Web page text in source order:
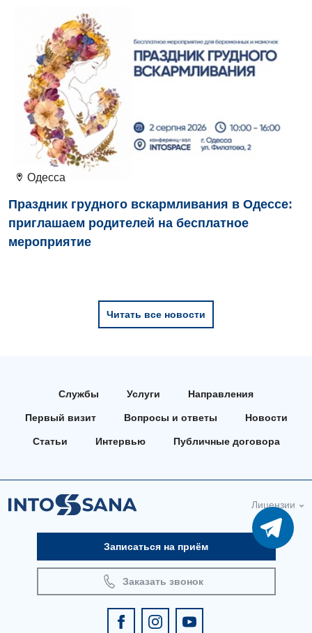
Маммология
Медицинская психология
Неврология
Нейрохирургия
Онкологическое отделение
Ортопедия и травматология
Отделение интенсивной терапии
Офтальмологическое отделение
Пульмонология
Ревматология
Терапевтическое отделение
Терапия
Травматологическое отделение
Урологическое отделение
Одесса
Праздник грудного вскармливания в Одессе:
приглашаем родителей на бесплатное
мероприятие
Читать все новости
Службы Услуги Направления
Первый визит Вопросы и ответы Новости
Статьи Интервью Публичные договора
Лицензии
Записаться на приём
Заказать звонок